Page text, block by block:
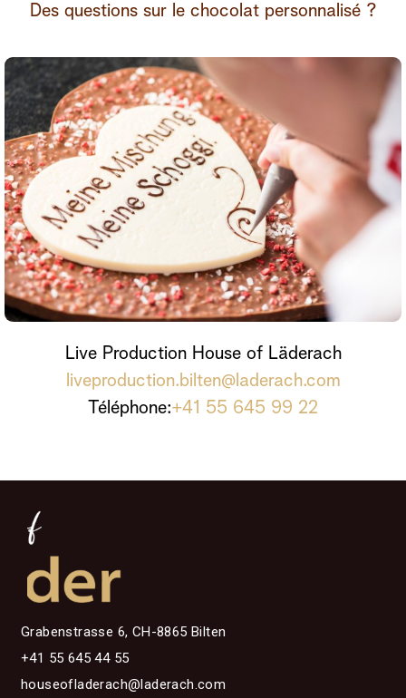
Des questions sur le chocolat personnalisé ?
Live Production House of Läderach
liveproduction.bilten@laderach.com
Téléphone:+41 55 645 99 22
Grabenstrasse 6, CH-8865 Bilten
+41 55 645 44 55
houseofladerach@laderach.com